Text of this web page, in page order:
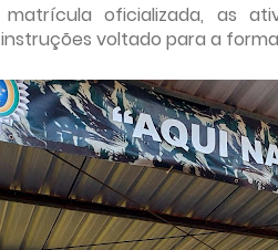
oficializada, as
voltado para a